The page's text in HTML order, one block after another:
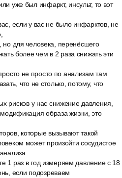
уже был инфаркт, инсульт, то вот
если у вас не было инфарктов, не
но для человека, перенёсшего
более чем в 2 раза снижать эти
не просто по анализам там
что не столько, потому, что
рисков у нас снижение давления,
образа жизни, это
которые вызывают такой
может произойти сосудистое
1 раз в год измеряем давление с 18
если подозреваем